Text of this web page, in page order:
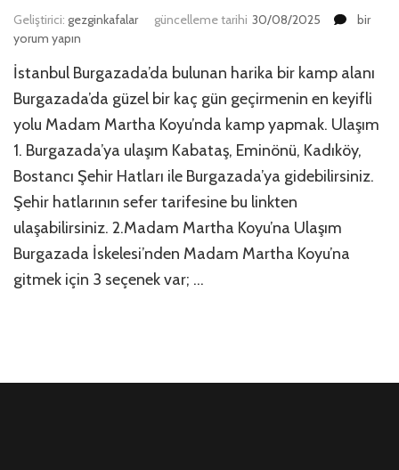
Geliştirici: gezginkafalar güncelleme tarihi 30/08/2025
Madam
için
bir
yorum yapın
İstanbul Burgazada’da bulunan harika bir kamp alanı
Burgazada’da güzel bir kaç gün geçirmenin en keyifli
yolu Madam Martha Koyu’nda kamp yapmak. Ulaşım
1. Burgazada’ya ulaşım Kabataş, Eminönü, Kadıköy,
Bostancı Şehir Hatları ile Burgazada’ya gidebilirsiniz.
Şehir hatlarının sefer tarifesine bu linkten
ulaşabilirsiniz. 2.Madam Martha Koyu’na Ulaşım
Burgazada İskelesi’nden Madam Martha Koyu’na
gitmek için 3 seçenek var; …